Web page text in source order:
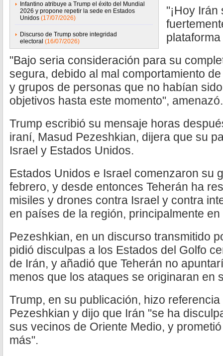
Infantino atribuye a Trump el éxito del Mundial
2026 y propone repetir la sede en Estados
Unidos (17/07/2026)
Discurso de Trump sobre integridad
electoral (16/07/2026)
"¡Hoy
"Bajo seria consideración para su
segura, debido al mal comportamiento
y grupos de personas que no habían
objetivos hasta este momento", amenazó.
Trump escribió su mensaje horas
iraní, Masud Pezeshkian, dijera que su
Israel y Estados Unidos.
Estados Unidos e Israel comenzaron su
febrero, y desde entonces Teherán ha
misiles y drones contra Israel y contra
en países de la región, principalmente en
Pezeshkian, en un discurso transmitido
pidió disculpas a los Estados del Golfo
de Irán, y añadió que Teherán no
menos que los ataques se originaran en
Trump, en su publicación, hizo
Pezeshkian y dijo que Irán "se ha
sus vecinos de Oriente Medio, y
más".